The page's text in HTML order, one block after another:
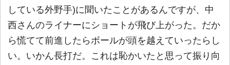
している外野手)に聞いたことがあるんですが、中
西さんのライナーにショートが飛び上がった。だか
ら慌てて前進したらボールが頭を越えていったらし
い。いかん長打だ。これは恥かいたと思って振り向